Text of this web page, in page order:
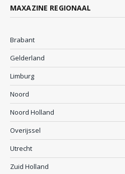
MAXAZINE REGIONAAL
Brabant
Gelderland
Limburg
Noord
Noord Holland
Overijssel
Utrecht
Zuid Holland